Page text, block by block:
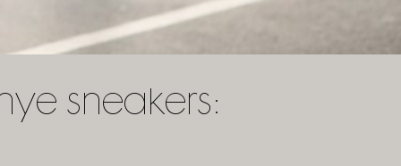
sneakers: